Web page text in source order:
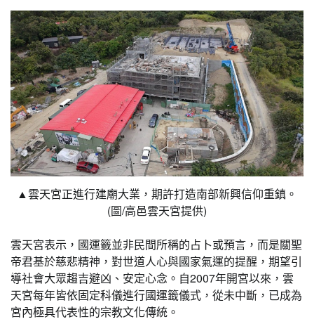
▲雲天宮正進行建廟大業，期許打造南部新興信仰重鎮。
(圖/高邑雲天宮提供)
雲天宮表示，國運籤並非民間所稱的占卜或預言，而是關聖
帝君基於慈悲精神，對世道人心與國家氣運的提醒，期望引
導社會大眾趨吉避凶、安定心念。自2007年開宮以來，雲
天宮每年皆依固定科儀進行國運籤儀式，從未中斷，已成為
宮內極具代表性的宗教文化傳統。